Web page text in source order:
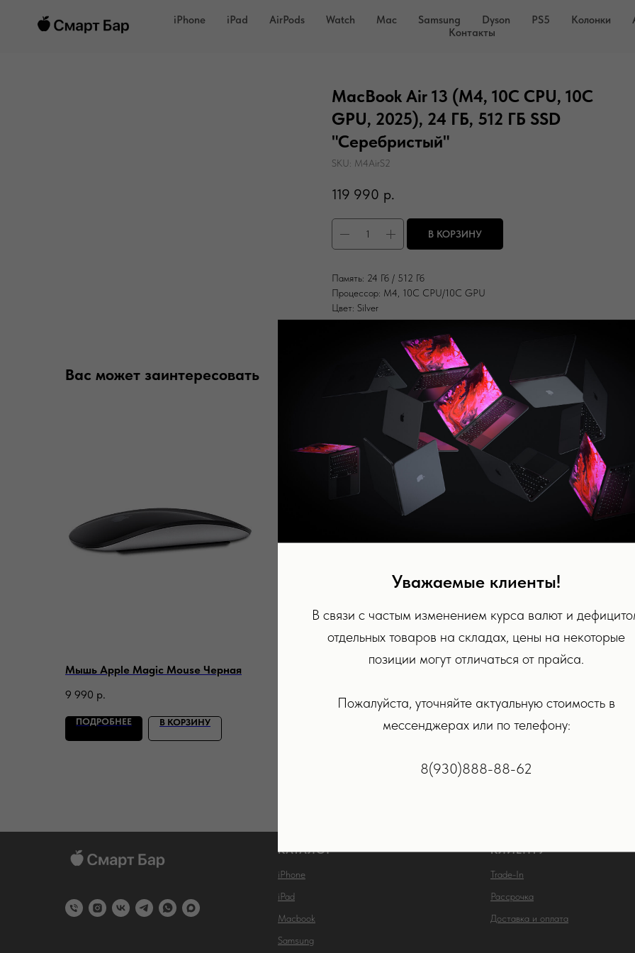
iPhone iPad AirPods Watch Mac Samsung Dyson PS5 Колонки
Контакты
MacBook Air 13 (M4, 10C CPU, 10C
GPU, 2025), 24 ГБ, 512 ГБ SSD
"Серебристый"
SKU: M4AirS2
119 990 р.
В КОРЗИНУ
Память: 24 Гб / 512 Гб
Процессор: M4, 10C CPU/10C GPU
Цвет: Silver
Вас может заинтересовать
Мышь Apple Magic Mouse Черная
9 990 р.
ПОДРОБНЕЕ В КОРЗИНУ
Мышь Apple Magic Mouse Белая
В КОРЗИНУ
КАТАЛОГ
iPhone
iPad
Macbook
Samsung
КЛИЕНТУ
Trade-In
Рассрочка
Доставка и оплата
Уважаемые клиенты!
В связи с частым изменением курса валют и
отдельных товаров на складах, цены на некоторые
позиции могут отличаться от прайса.
Пожалуйста, уточняйте актуальную стоимость в
мессенджерах или по телефону:
8(930)888-88-62